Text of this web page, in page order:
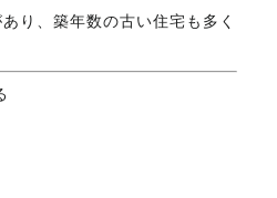
り、築年数の古い住宅も多く